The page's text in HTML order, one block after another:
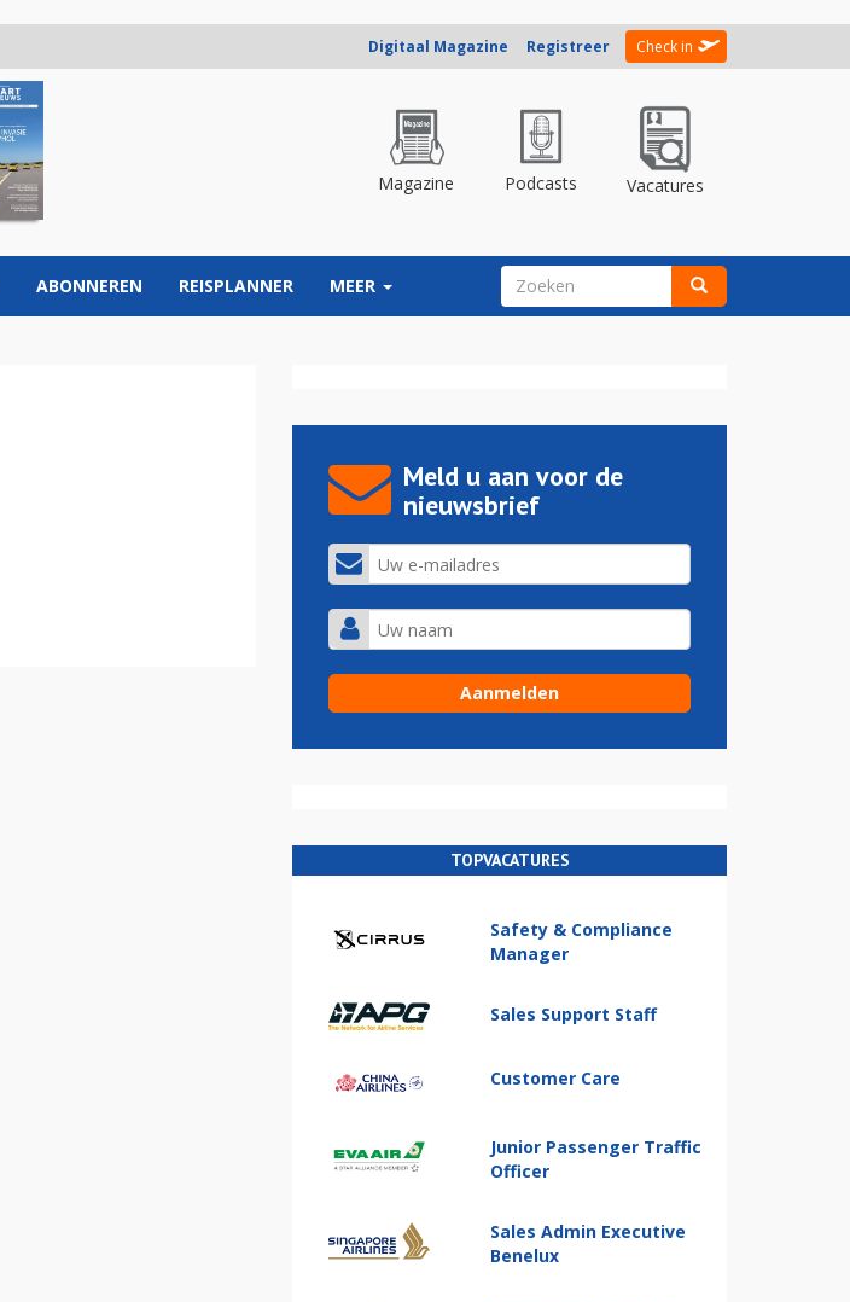
Digitaal Magazine Registreer Check in
Magazine Podcasts Vacatures
ABONNEREN REISPLANNER MEER ZOEKVELD
Meld u aan voor de
nieuwsbrief
TOPVACATURES
Safety & Compliance
Manager
Sales Support Staff
Customer Care
Junior Passenger Traffic
Officer
Sales Admin Executive
Benelux